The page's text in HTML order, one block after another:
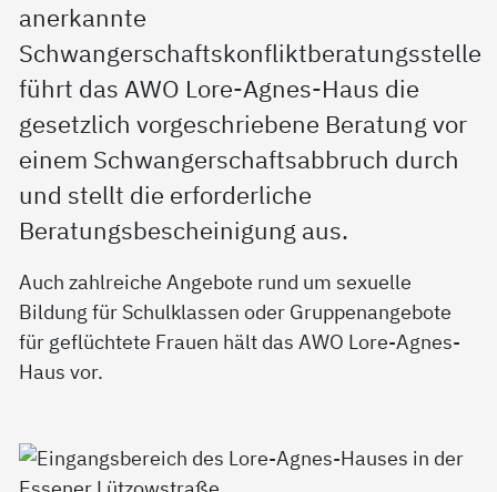
anerkannte
Schwangerschaftskonfliktberatungsstelle
führt das AWO Lore-Agnes-Haus die
gesetzlich vorgeschriebene Beratung vor
einem Schwangerschaftsabbruch durch
und stellt die erforderliche
Beratungsbescheinigung aus.
Auch zahlreiche Angebote rund um sexuelle
Bildung für Schulklassen oder Gruppenangebote
für geflüchtete Frauen hält das AWO Lore-Agnes-
Haus vor.